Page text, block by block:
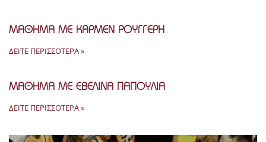
ΜΑΘΗΜΑ ΜΕ ΚΑΡΜΕΝ ΡΟΥΓΓΕΡΗ
ΔΕΊΤΕ ΠΕΡΙΣΣΌΤΕΡΑ »
ΜΑΘΗΜΑ ΜΕ ΕΒΕΛΙΝΑ ΠΑΠΟΥΛΙΑ
ΔΕΊΤΕ ΠΕΡΙΣΣΌΤΕΡΑ »